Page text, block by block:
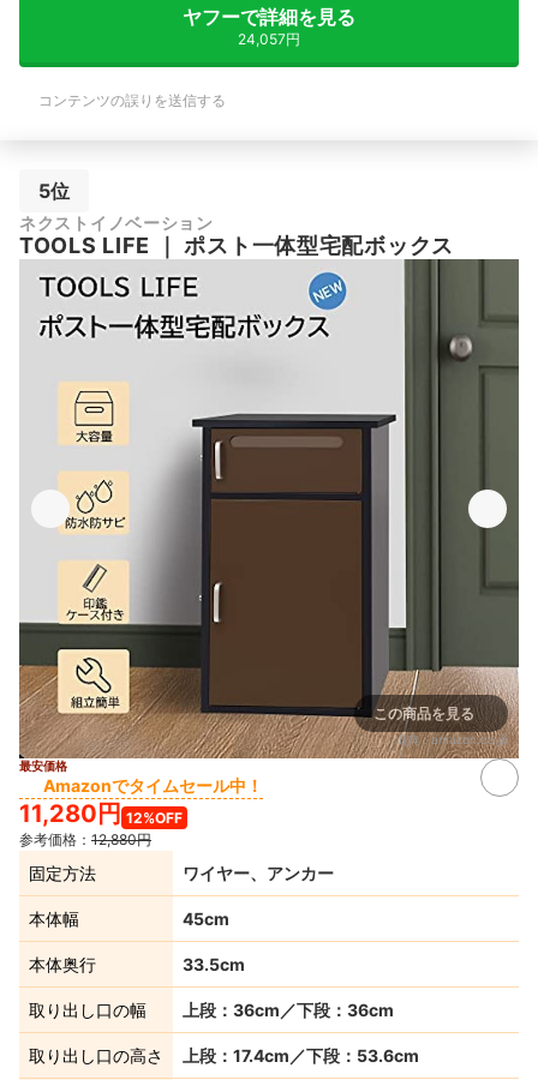
ヤフーで詳細を見る
24,057円
コンテンツの誤りを送信する
5位
ネクストイノベーション
TOOLS LIFE ｜ポスト一体型宅配ボックス
この商品を見る
出典：amazon.co.jp
最安価格
Amazonでタイムセール中！
11,280円 12%OFF
参考価格： 12,880円
固定方法 ワイヤー、アンカー
本体幅 45cm
本体奥行 33.5cm
取り出し口の幅 上段：36cm／下段：36cm
取り出し口の高さ 上段：17.4cm／下段：53.6cm